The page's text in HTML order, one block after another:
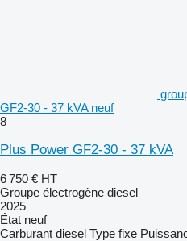
GF2-30 - 37 kVA neuf
8
Plus Power GF2-30 - 37 kVA
6 750 € HT
Groupe électrogène diesel
2025
État neuf
Carburant diesel Type fixe